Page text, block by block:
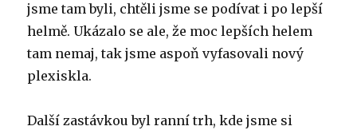
jsme tam byli, chtěli jsme se podívat i po lepší
helmě. Ukázalo se ale, že moc lepších helem
tam nemaj, tak jsme aspoň vyfasovali nový
plexiskla.
Další zastávkou byl ranní trh, kde jsme si